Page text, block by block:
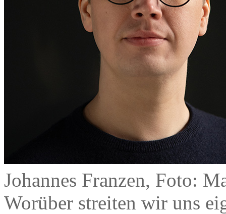
Johannes Franzen, Foto:
Worüber streiten wir uns